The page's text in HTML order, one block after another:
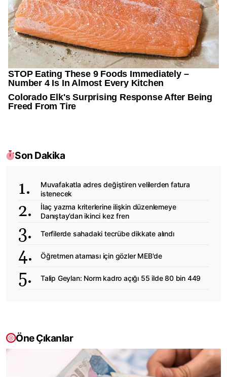
Son Dakika
Muvafakatla adres değiştiren velilerden fatura
istenecek
İlaç yazma kriterlerine ilişkin düzenlemeye
Danıştay’dan ikinci kez fren
Terfilerde sahadaki tecrübe dikkate alındı
Öğretmen ataması için gözler MEB'de
Talip Geylan: Norm kadro açığı 55 ilde 80 bin 449
Öne Çıkanlar